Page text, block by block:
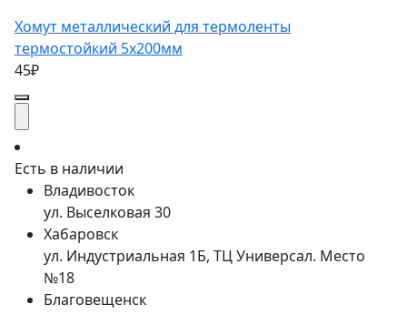
Хомут металлический для термоленты
термостойкий 5х200мм
45₽
Есть в наличии
Владивосток
ул. Выселковая 30
Хабаровск
ул. Индустриальная 1Б, ТЦ Универсал. Место
№18
Благовещенск